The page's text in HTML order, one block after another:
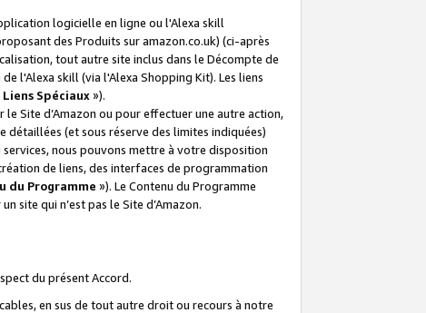
logicielle en ligne ou l'Alexa skill
des Produits sur amazon.co.uk) (ci-après
tout autre site inclus dans le Décompte de
l'Alexa skill (via l'Alexa Shopping Kit). Les liens
Liens Spéciaux»).
Site d’Amazon ou pour effectuer une autre action,
(et sous réserve des limites indiquées)
nous pouvons mettre à votre disposition
de liens, des interfaces de programmation
du Programme »). Le Contenu du Programme
site qui n’est pas le Site d’Amazon.
du présent Accord.
en sus de tout autre droit ou recours à notre